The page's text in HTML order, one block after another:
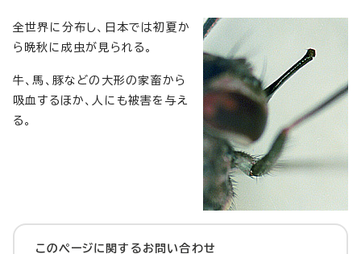
全世界に分布し、日本では初夏か
ら晩秋に成虫が見られる。
牛、馬、豚などの大形の家畜から
吸血するほか、人にも被害を与え
る。
このページに関する お問い合わせ